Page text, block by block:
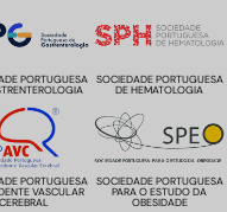
PORTUGUESA SOCIEDADE PORTUGUESA
DE HEMATOLOGIA
PORTUGUESA
VASCULAR
CEREBRAL
SOCIEDADE PORTUGUESA
PARA O ESTUDO DA
OBESIDADE